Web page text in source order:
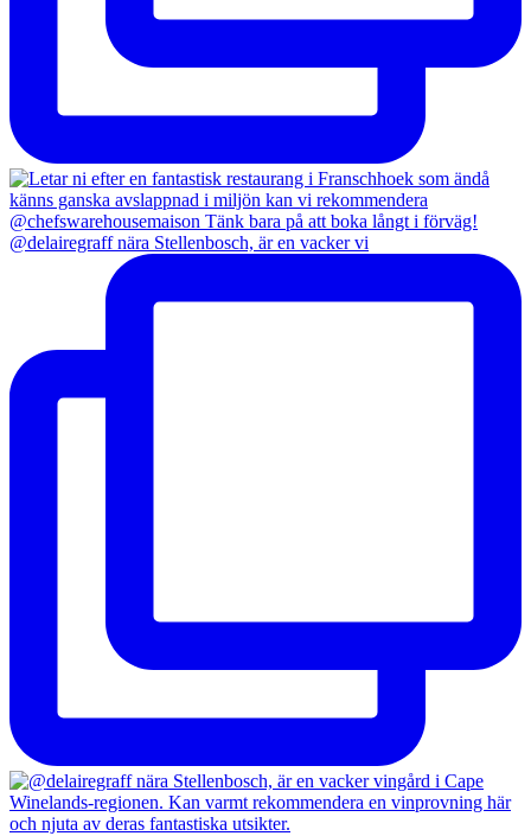
@delairegraff nära Stellenbosch, är en vacker vi